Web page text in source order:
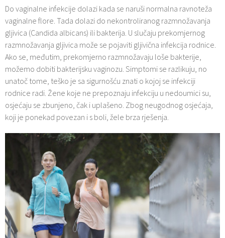
Do vaginalne infekcije dolazi kada se naruši normalna ravnoteža
vaginalne flore. Tada dolazi do nekontroliranog razmnožavanja
gljivica (Candida albicans) ili bakterija. U slučaju prekomjernog
razmnožavanja gljivica može se pojaviti gljivična infekcija rodnice.
Ako se, međutim, prekomjerno razmnožavaju loše bakterije,
možemo dobiti bakterijsku vaginozu. Simptomi se razlikuju, no
unatoč tome, teško je sa sigurnošću znati o kojoj se infekciji
rodnice radi. Žene koje ne prepoznaju infekciju u nedoumici su,
osjećaju se zbunjeno, čak i uplašeno. Zbog neugodnog osjećaja,
koji je ponekad povezan i s boli, žele brza rješenja.